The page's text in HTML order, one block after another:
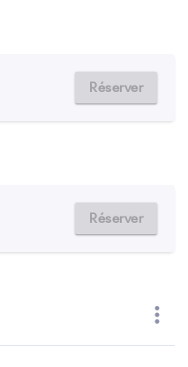
Réserver
Réserver
more_vert